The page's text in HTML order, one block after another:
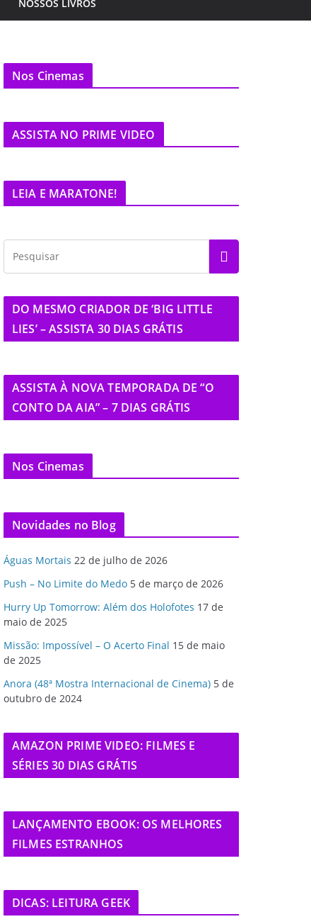
NOSSOS LIVROS
Nos Cinemas
ASSISTA NO PRIME VIDEO
LEIA E MARATONE!
DO MESMO CRIADOR DE ‘BIG LITTLE
LIES’ – ASSISTA 30 DIAS GRÁTIS
ASSISTA À NOVA TEMPORADA DE “O
CONTO DA AIA” – 7 DIAS GRÁTIS
Nos Cinemas
Novidades no Blog
Águas Mortais 22 de julho de 2026
Push – No Limite do Medo 5 de março de 2026
Hurry Up Tomorrow: Além dos Holofotes 17 de
maio de 2025
Missão: Impossível – O Acerto Final 15 de maio
de 2025
Anora (48ª Mostra Internacional de Cinema) 5 de
outubro de 2024
AMAZON PRIME VIDEO: FILMES E
SÉRIES 30 DIAS GRÁTIS
LANÇAMENTO EBOOK: OS MELHORES
FILMES ESTRANHOS
DICAS: LEITURA GEEK